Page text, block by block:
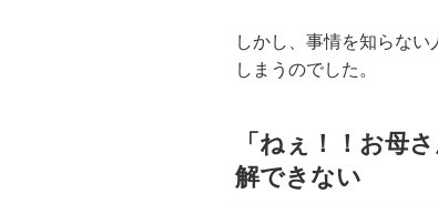
しかし、事情を知らな
しまうのでした。
「ねぇ！！お母
解できない